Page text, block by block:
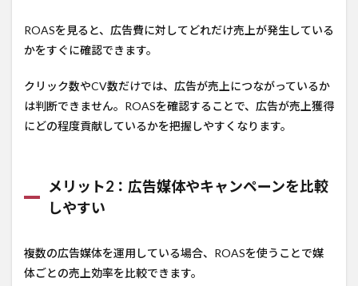
ROASを見ると、広告費に対してどれだけ売上が発生している
かをすぐに確認できます。
クリック数やCV数だけでは、広告が売上につながっているか
は判断できません。ROASを確認することで、広告が売上獲得
にどの程度貢献しているかを把握しやすくなります。
メリット2：広告媒体やキャンペーンを比較
しやすい
複数の広告媒体を運用している場合、ROASを使うことで媒
体ごとの売上効率を比較できます。